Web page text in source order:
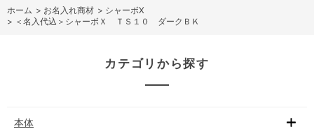
ホーム > お名入れ商材 > シャーボX
> ＜名入代込＞シャーボＸ ＴＳ１０ ダークＢＫ
カテゴリから探す
本体